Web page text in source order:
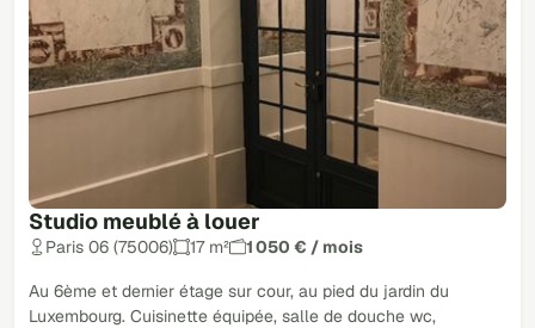
Studio meublé à louer
Paris 06 (75006) 17 m² 1 050 € / mois
Au 6ème et dernier étage sur cour, au pied du jardin du
Luxembourg. Cuisinette équipée, salle de douche wc,